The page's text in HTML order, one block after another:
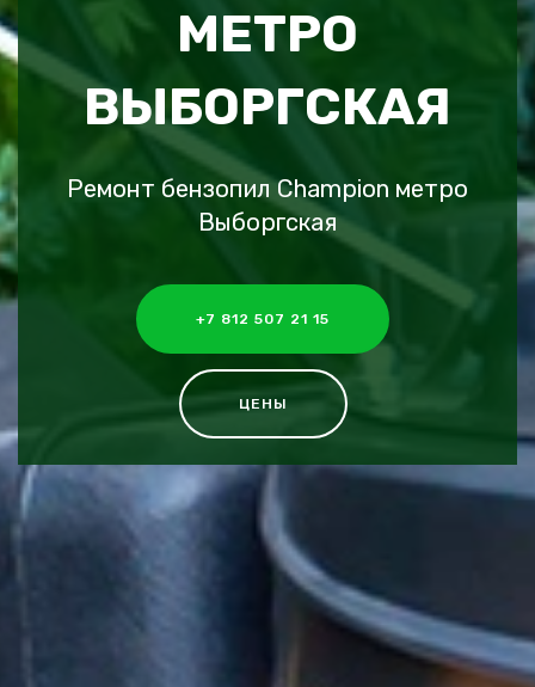
МЕТРО
ВЫБОРГСКАЯ
Ремонт бензопил Champion метро
Выборгская
+7 812 507 21 15
ЦЕНЫ